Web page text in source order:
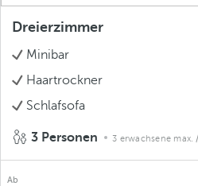
Dreierzimmer
Minibar
Haartrockner
Schlafsofa
3 Personen 3 erwachsene max.
Ab